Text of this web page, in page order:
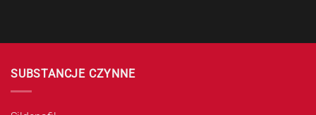
SUBSTANCJE CZYNNE